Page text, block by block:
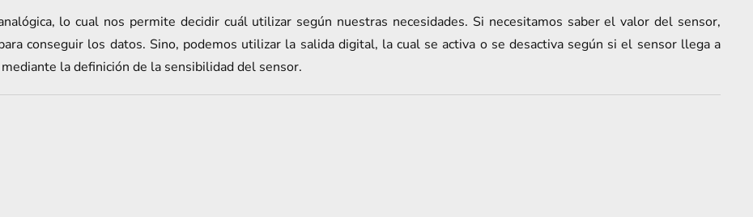
lo cual nos permite decidir cuál utilizar según nuestras necesidades. Si necesitamos saber el valor del sensor,
conseguir los datos. Sino, podemos utilizar la salida digital, la cual se activa o se desactiva según si el sensor llega a
la definición de la sensibilidad del sensor.